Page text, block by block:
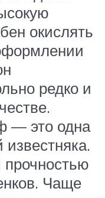
окислять
редко и
— это одна
известняка.
Чаще